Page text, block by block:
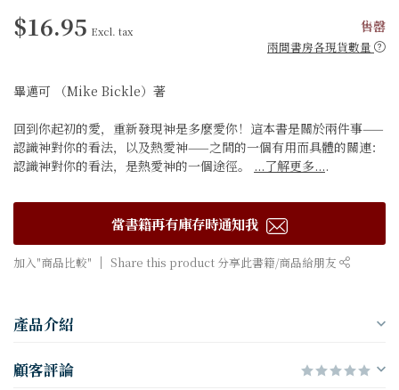
$16.95 Excl. tax 售罄
兩間書房各現貨數量
畢邁可 （Mike Bickle）著
回到你起初的愛，重新發現神是多麼愛你！這本書是關於兩件事——
認識神對你的看法，以及熱愛神——之間的一個有用而具體的關連：
認識神對你的看法，是熱愛神的一個途徑。 ...了解更多....
當書籍再有庫存時通知我
加入"商品比較" Share this product 分享此書籍/商品給朋友
產品介紹
顧客評論